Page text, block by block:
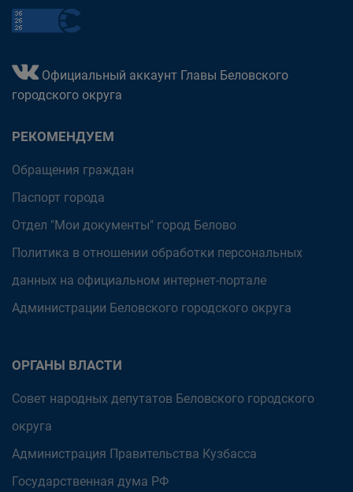
Официальный аккаунт Главы Беловского
городского округа
РЕКОМЕНДУЕМ
Обращения граждан
Паспорт города
Отдел "Мои документы" город Белово
Политика в отношении обработки персональных
данных на официальном интернет-портале
Администрации Беловского городского округа
ОРГАНЫ ВЛАСТИ
Совет народных депутатов Беловского городского
округа
Администрация Правительства Кузбасса
Государственная дума РФ